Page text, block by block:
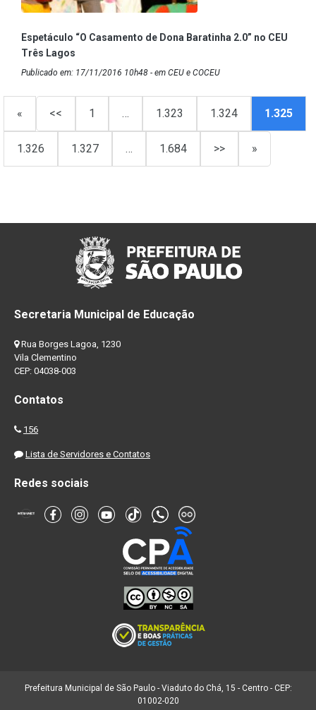
Espetáculo “O Casamento de Dona Baratinha 2.0” no CEU
Três Lagos
Publicado em: 17/11/2016 10h48 - em CEU e COCEU
« << 1 … 1.323 1.324 1.325
1.326 1.327 … 1.684 >> »
Secretaria Municipal de Educação
Rua Borges Lagoa, 1230
Vila Clementino
CEP: 04038-003
Contatos
156
Lista de Servidores e Contatos
Redes sociais
Prefeitura Municipal de São Paulo - Viaduto do Chá, 15 - Centro - CEP:
01002-020